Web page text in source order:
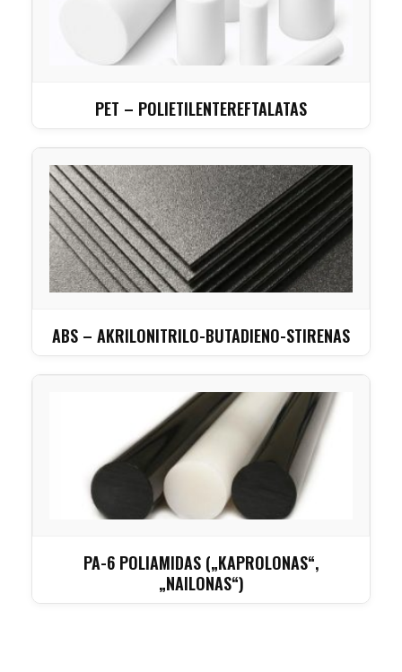
PET – POLIETILENTEREFTALATAS
ABS – AKRILONITRILO-BUTADIENO-STIRENAS
PA-6 POLIAMIDAS („KAPROLONAS“,
„NAILONAS“)